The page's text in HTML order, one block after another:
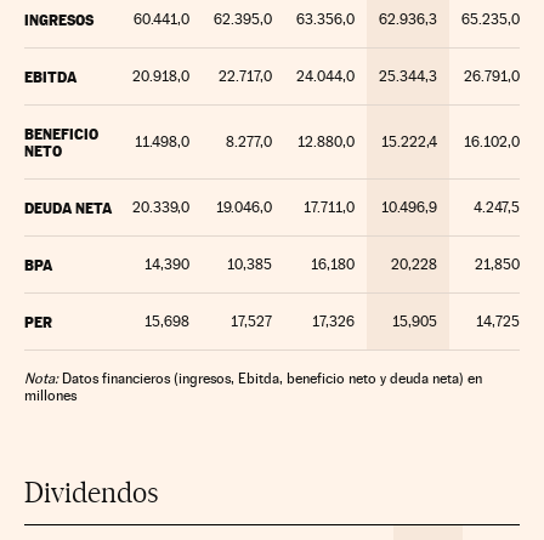
INGRESOS 60.441,0 62.395,0 63.356,0 62.936,3 65.235,0
EBITDA 20.918,0 22.717,0 24.044,0 25.344,3 26.791,0
BENEFICIO
NETO
11.498,0 8.277,0 12.880,0 15.222,4 16.102,0
DEUDA NETA 20.339,0 19.046,0 17.711,0 10.496,9 4.247,5
BPA 14,390 10,385 16,180 20,228 21,850
PER 15,698 17,527 17,326 15,905 14,725
Nota:Datos financieros (ingresos, Ebitda, beneficio neto y deuda neta) en
millones
Dividendos